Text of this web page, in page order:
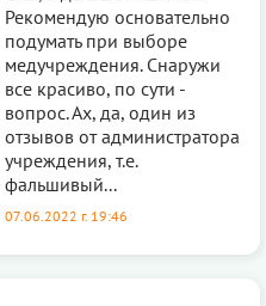
Рекомендую основательно
подумать при выборе
медучреждения. Снаружи
все красиво, по сути -
вопрос. Ах, да, один из
отзывов от администратора
учреждения, т.е.
фальшивый...
07.06.2022 г. 19:46